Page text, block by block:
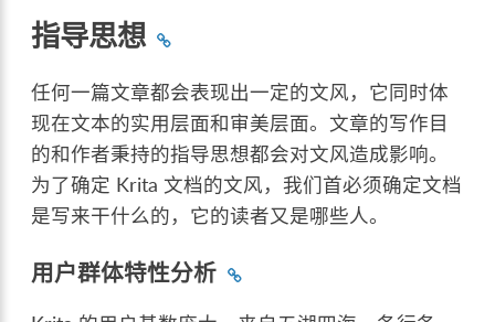
指导思想
任何一篇文章都会表现出一定的文风，它同时体
现在文本的实用层面和审美层面。文章的写作目
的和作者秉持的指导思想都会对文风造成影响。
为了确定 Krita 文档的文风，我们首必须确定文档
是写来干什么的，它的读者又是哪些人。
用户群体特性分析